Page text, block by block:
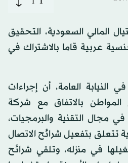
المالي السعودية، التحقيق
عربية قاما بالاشتراك في
العامة، أن إجراءات
بالاتفاق مع شركة
مجال التقنية والبرمجيات،
تتعلق بتفعيل شرائح الاتصال
في منزله، وتلقي شرائح